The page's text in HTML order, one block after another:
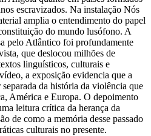
escravizados. Na instalação Nós
amplia o entendimento do papel
do mundo lusófono. A
pelo Atlântico foi profundamente
que deslocou milhões de
linguísticos, culturais e
a exposição evidencia que a
da história da violência que
América e Europa. O depoimento
leitura crítica da herança da
de como a memória desse passado
culturais no presente.